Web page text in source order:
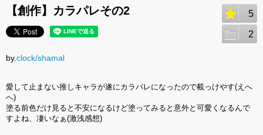
【創作】カラパレその2 5
2
by.clock/shamal
愛して止まない推しキャラが遂にカラパレになったので載っけやす(えへ
へ)
塗る前色だけ見ると不安になるけど塗ってみると意外と可愛くなるんで
すよね、凄いなぁ(激浅感想)